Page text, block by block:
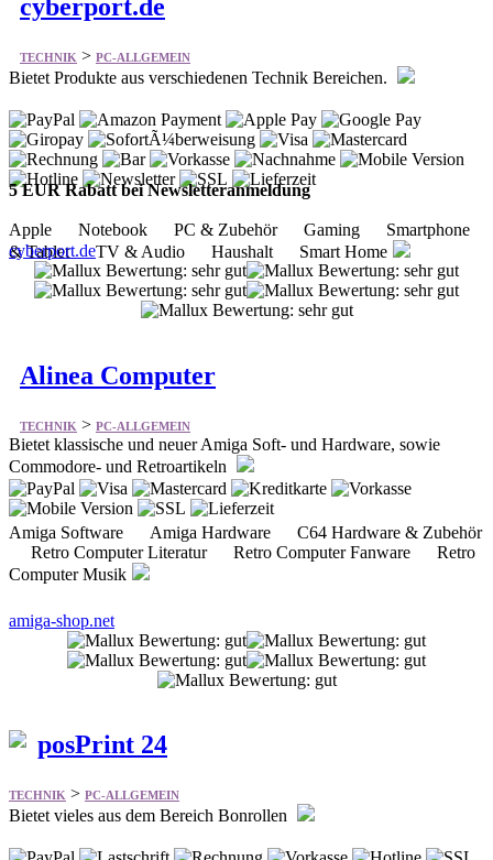
cyberport.de
TECHNIK > PC-ALLGEMEIN
Bietet Produkte aus verschiedenen Technik Bereichen.
5 EUR Rabatt bei Newsletteranmeldung
Apple Notebook PC & Zubehör Gaming Smartphone
& Tablet TV & Audio Haushalt Smart Home
cyberport.de
Alinea Computer
TECHNIK > PC-ALLGEMEIN
Bietet klassische und neuer Amiga Soft- und Hardware, sowie
Commodore- und Retroartikeln
Amiga Software Amiga Hardware C64 Hardware & Zubehör
Retro Computer Literatur Retro Computer Fanware Retro
Computer Musik
amiga-shop.net
posPrint 24
TECHNIK > PC-ALLGEMEIN
Bietet vieles aus dem Bereich Bonrollen